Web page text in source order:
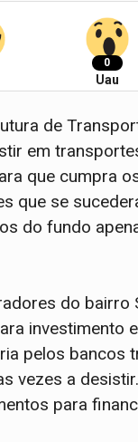
0
Uau
de
em
que cumpra
que se
do fundo
do bairro
investimento
pelos bancos
vezes a
para